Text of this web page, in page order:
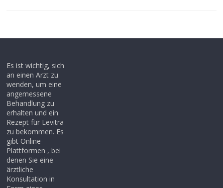
Es ist wichtig, sich
an einen Arzt zu
wenden, um eine
angemessene
Behandlung zu
erhalten und ein
Rezept für Levitra
zu bekommen. Es
gibt Online-
Plattformen , bei
denen Sie eine
ärztliche
Konsultation in